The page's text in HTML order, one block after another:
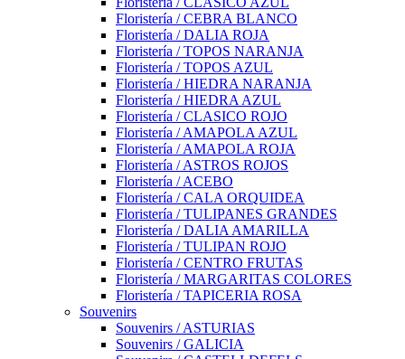
Floristería / CEBRA BLANCO
Floristería / DALIA ROJA
Floristería / TOPOS NARANJA
Floristería / TOPOS AZUL
Floristería / HIEDRA NARANJA
Floristería / HIEDRA AZUL
Floristería / CLASICO ROJO
Floristería / AMAPOLA AZUL
Floristería / AMAPOLA ROJA
Floristería / ASTROS ROJOS
Floristería / ACEBO
Floristería / CALA ORQUIDEA
Floristería / TULIPANES GRANDES
Floristería / DALIA AMARILLA
Floristería / TULIPAN ROJO
Floristería / CENTRO FRUTAS
Floristería / MARGARITAS COLORES
Floristería / TAPICERIA ROSA
Souvenirs
Souvenirs / ASTURIAS
Souvenirs / GALICIA